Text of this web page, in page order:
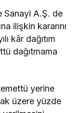
Sanayi A.Ş. de
ilişkin kararını
kâr dağıtım
dağıtmama
yerine
üzere yüzde